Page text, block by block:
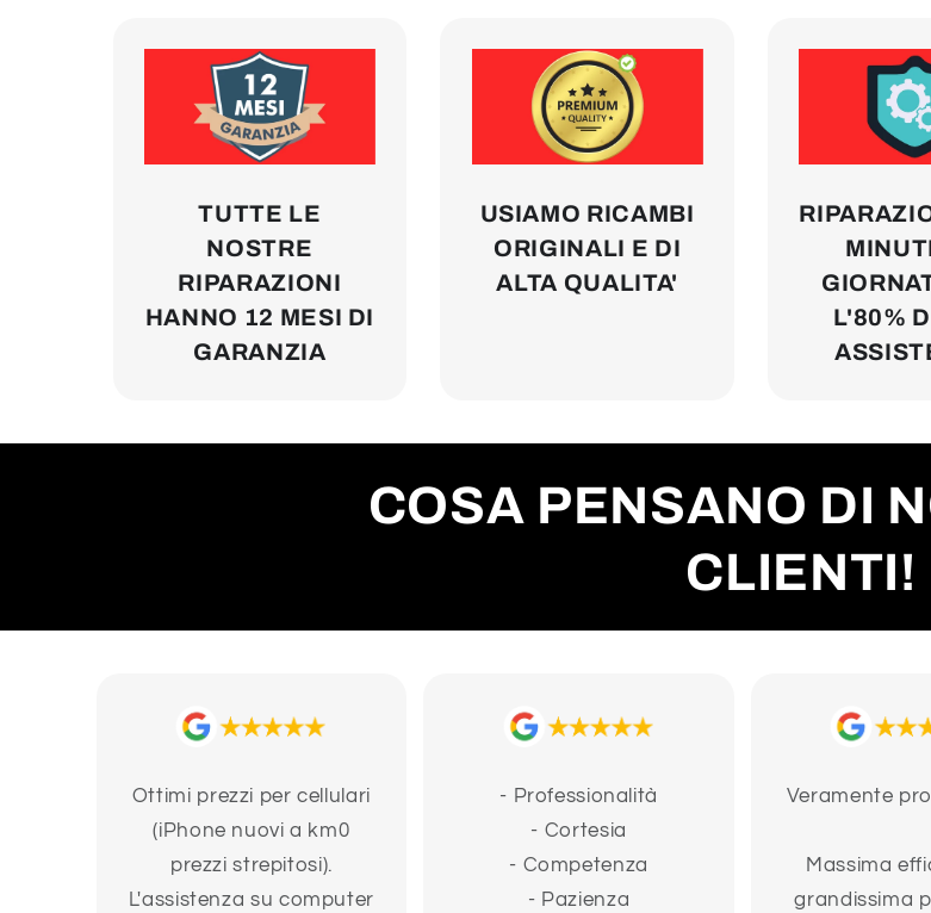
TUTTE LE
NOSTRE
RIPARAZIONI
HANNO 12 MESI DI
GARANZIA
USIAMO RICAMBI
ORIGINALI E DI
ALTA QUALITA'
L'80%
COSA PENSANO DI
CLIENTI!
Ottimi prezzi per cellulari
(iPhone nuovi a km0
prezzi strepitosi).
L'assistenza su computer
- Professionalità
- Cortesia
- Competenza
- Pazienza
Veramente
Massima
grandissima